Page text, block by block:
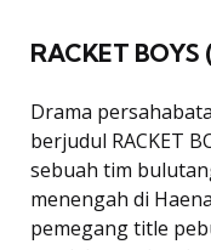
RACKET BOYS
Drama
berjudul RACKET
sebuah tim
menengah di
pemegang title